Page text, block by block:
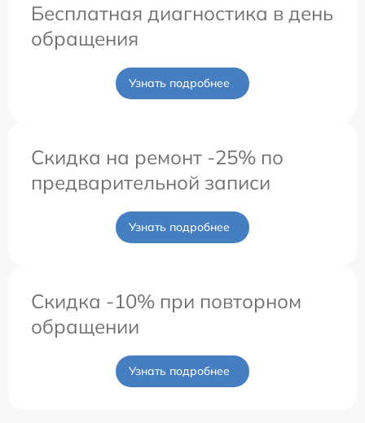
Бесплатная диагностика в день
обращения
Узнать подробнее
Скидка на ремонт -25% по
предварительной записи
Узнать подробнее
Скидка -10% при повторном
обращении
Узнать подробнее